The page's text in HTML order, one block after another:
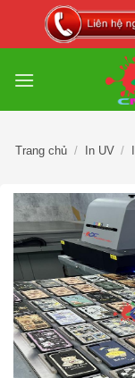
Trang chủ / In UV /